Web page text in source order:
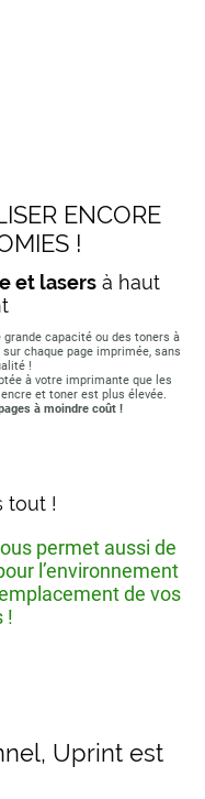
ENCORE
!
et lasersà haut
capacité ou des toners à
chaque page imprimée, sans
!
à votre imprimante que les
et toner est plus élevée.
à moindre coût !
tout !
permet aussi de
l’environnement
de vos
!
Uprint est